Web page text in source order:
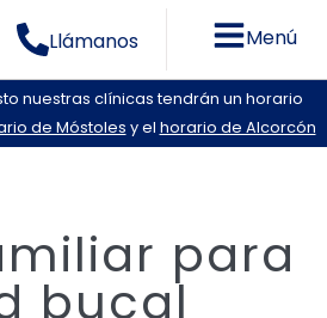
Llámanos Menú
nuestras clínicas tendrán un horario
de Móstoles y el horario de Alcorcón
para
bucal